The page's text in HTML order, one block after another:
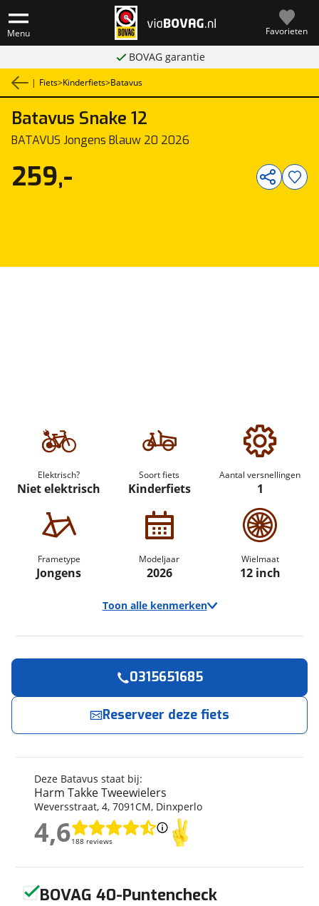
Menu Favorieten
BOVAG garantie
| Fiets>Kinderfiets>Batavus
Batavus Snake 12
BATAVUS Jongens Blauw 20 2026
Elektrisch?
Niet elektrisch
Soort fiets
Kinderfiets
Aantal versnellingen
1
Frametype
Jongens
Modeljaar
2026
Wielmaat
12 inch
Toon alle kenmerken
Batavus
Model
Snake 12
Frametype
Jongens
Wielmaat
12 inch
Nieuw of occasion
Nieuw
Techniek
259,-
Deze Batavus staat bij:
Harm Takke Tweewielers
Weversstraat, 4, 7091CM, Dinxperlo
4,6188 reviews
4,6
0315651685
Reserveer deze fiets
nu!
Harm Takke Tweewielers neemt snel contact
Naam
BOVAG 40-Puntencheck